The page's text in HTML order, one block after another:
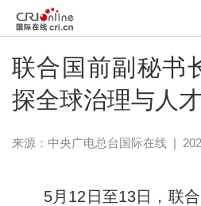
联合国前副秘书
探全球治理与人
来源：中央广电总台国际在线|
5月12日至13日，联合